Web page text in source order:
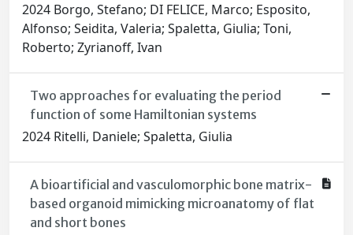
2024 Borgo, Stefano; DI FELICE, Marco; Esposito,
Alfonso; Seidita, Valeria; Spaletta, Giulia; Toni,
Roberto; Zyrianoff, Ivan
Two approaches for evaluating the period
function of some Hamiltonian systems
2024 Ritelli, Daniele; Spaletta, Giulia
A bioartificial and vasculomorphic bone matrix-
based organoid mimicking microanatomy of flat
and short bones